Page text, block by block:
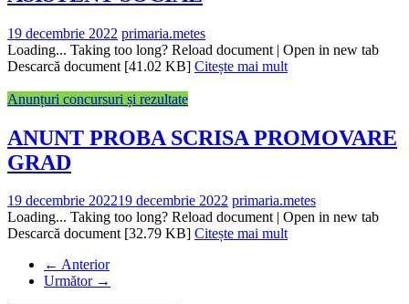
19 decembrie 2022 primaria.metes
Loading... Taking too long? Reload document | Open in new tab
Descarcă document [41.02 KB] Citește mai mult
Anunțuri concursuri și rezultate
ANUNT PROBA SCRISA PROMOVARE
GRAD
19 decembrie 202219 decembrie 2022 primaria.metes
Loading... Taking too long? Reload document | Open in new tab
Descarcă document [32.79 KB] Citește mai mult
← Anterior
Următor →